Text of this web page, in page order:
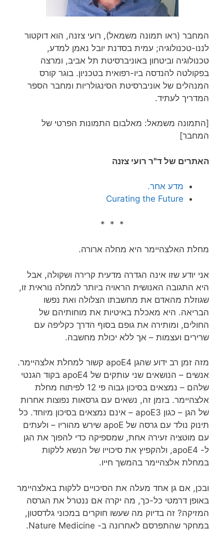
המחבר (ראו תמונה משמאל), רועי צזנה, הוא דוקטור
לננו-טכנולוגיה; עמית בסדנת יובל נאמן למדע,
טכנולוגיה וביטחון באוניברסיטת תל אביב, ומרצה
בפקולטה להנדסה ביו-רפואית בטכניון. בוגר קורס
המנהלים של אוניברסיטת הסינגולריות ומחבר הספר
המדריך לעתיד.
[התמונה משמאל: מאלבום התמונות הפרטי של
המחבר]
האתרים של ד"ר רועי צזנה
מדע אחר.
Curating the Future
* * *
מחלת האלצהיימר היא מחלה ארורה.
אני יודע שזו אינה הגדרה מדעית קרירה ושקולה, אבל
היא התגובה האנושית הראויה ביותר למחלה נוראית זו,
שגוזלת מהאדם את מחשבתו הצלולה ואת נפשו
הבריאה. היא מאכלת באיטיות את מוחותיהם של
החולים, ומותירה את גופם בסוף הדרך כקליפה עם
שרירים ועצמות – אך ללא יכולת מחשבה.
מזה זמן רב ידוע שהגן apoE4 קשור למחלת אלצהיימר.
אנשים – הנושאים שני עותקים של apoE4 בקוד הגנטי
שלהם – נמצאים בסיכון גבוה פי 12 לפיתוח מחלת
אלצהיימר. בזמן זה, נשאים עם גרסאות נפוצות אחרות
של הגן – כגון apoE3 – אינם נמצאים בסיכון מיוחד. כל
תינוק נולד עם גרסה של apoE שירש מהוריו – ולעתים
עם מוטציה זעירה אחת, שמספיקה כדי להפוך את הגן
ל- apoE4, ולהקפיץ את סיכוייו של הנשא ללקות
במחלת אלצהיימר בהמשך חייו.
ובכן, אם גן אחד מעלה את הסיכויים ללקות באלצהיימר
באופן דרמטי כל-כך, מה יקרה אם ננטרל את הגרסה
המזיקה? זה בדיוק מה שעשו חוקרים במכוני גלדסטון,
במחקר שהתפרסם לאחרונה ב- Nature Medicine.